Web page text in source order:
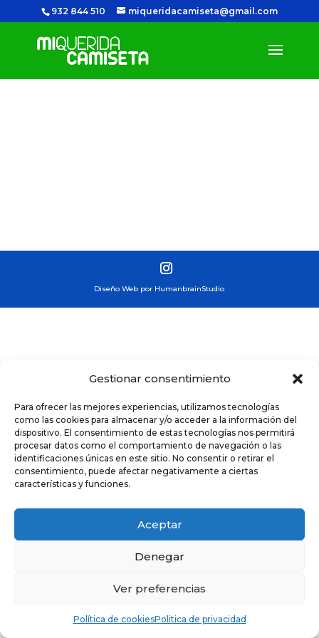
Gestionar consentimiento
Para ofrecer las mejores experiencias, utilizamos tecnologías
como las cookies para almacenar y/o acceder a la información del
dispositivo. El consentimiento de estas tecnologías nos permitirá
procesar datos como el comportamiento de navegación o las
identificaciones únicas en este sitio. No consentir o retirar el
consentimiento, puede afectar negativamente a ciertas
características y funciones.
Aceptar
Denegar
Ver preferencias
Política de cookiesPolitica de privacidad
932 844 510 miqueridacamiseta@gmail.com
Diseño Web por HumanbrainStudio